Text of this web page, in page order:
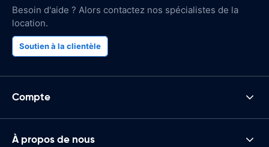
Besoin d'aide ? Alors contactez nos spécialistes de la
location.
Soutien à la clientèle
Compte
À propos de nous